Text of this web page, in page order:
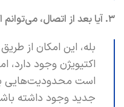
۳. آیا بعد از اتصال، می‌توانم اکانت را جدا (Unlink) کنم؟
بله، این امکان از
اکتیویژن وجود دارد،
است محدودیت‌هایی
جدید وجود داشته